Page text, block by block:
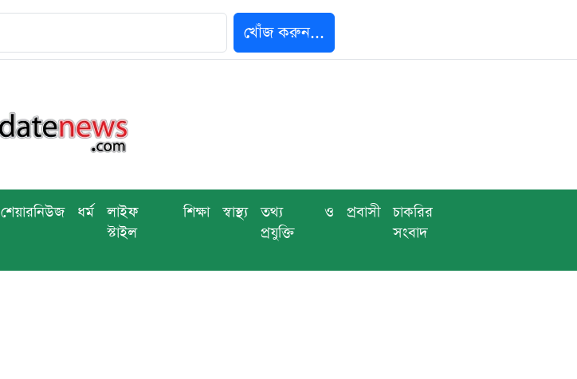
খোঁজ করুন...
শেয়ারনিউজ ধর্ম
লাইফ
স্টাইল
শিক্ষা স্বাস্থ্য
তথ্য ও
প্রযুক্তি
প্রবাসী
চাকরির
সংবাদ